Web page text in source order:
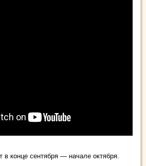
в конце сентября — начале октября.